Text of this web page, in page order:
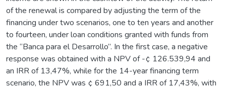
of the renewal is compared by adjusting the term of the
financing under two scenarios, one to ten years and another
to fourteen, under loan conditions granted with funds from
the “Banca para el Desarrollo”. In the first case, a negative
response was obtained with a NPV of -¢ 126.539,94 and
an IRR of 13,47%, while for the 14-year financing term
scenario, the NPV was ¢ 691,50 and a IRR of 17,43%, with